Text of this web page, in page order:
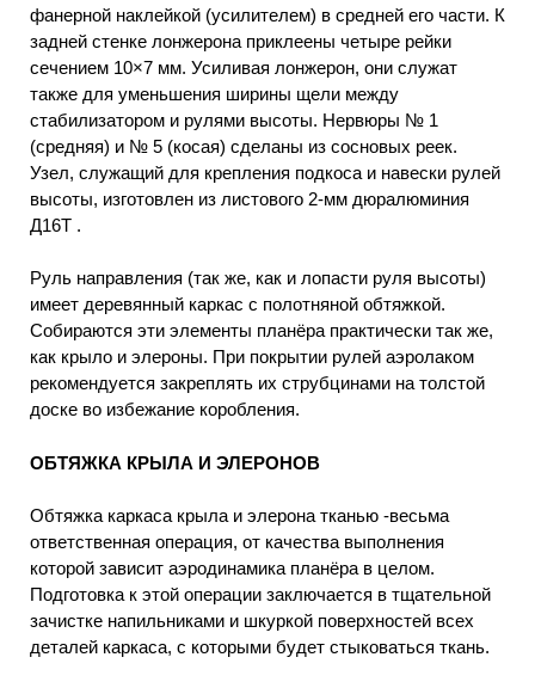
фанерной наклейкой (усилителем) в средней его части. К
задней стенке лонжерона приклеены четыре рейки
сечением 10×7 мм. Усиливая лонжерон, они служат
также для уменьшения ширины щели между
стабилизатором и рулями высоты. Нервюры № 1
(средняя) и № 5 (косая) сделаны из сосновых реек.
Узел, служащий для крепления подкоса и навески рулей
высоты, изготовлен из листового 2-мм дюралюминия
Д16Т .
Руль направления (так же, как и лопасти руля высоты)
имеет деревянный каркас с полотняной обтяжкой.
Собираются эти элементы планёра практически так же,
как крыло и элероны. При покрытии рулей аэролаком
рекомендуется закреплять их струбцинами на толстой
доске во избежание коробления.
ОБТЯЖКА КРЫЛА И ЭЛЕРОНОВ
Обтяжка каркаса крыла и элерона тканью -весьма
ответственная операция, от качества выполнения
которой зависит аэродинамика планёра в целом.
Подготовка к этой операции заключается в тщательной
зачистке напильниками и шкуркой поверхностей всех
деталей каркаса, с которыми будет стыковаться ткань.